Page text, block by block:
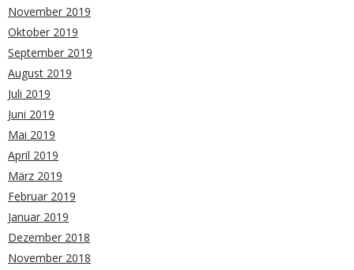
November 2019
Oktober 2019
September 2019
August 2019
Juli 2019
Juni 2019
Mai 2019
April 2019
März 2019
Februar 2019
Januar 2019
Dezember 2018
November 2018